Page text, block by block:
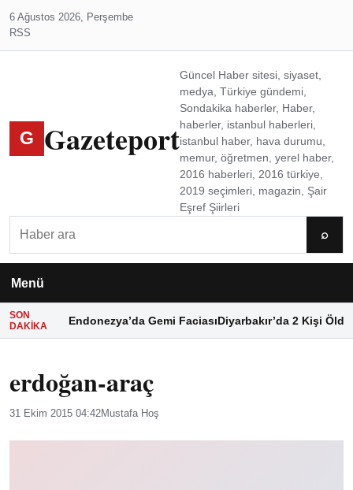
6 Ağustos 2026, Perşembe
RSS
G Gazeteport
Güncel Haber sitesi, siyaset,
medya, Türkiye gündemi,
Sondakika haberler, Haber,
haberler, istanbul haberleri,
istanbul haber, hava durumu,
memur, öğretmen, yerel haber,
2016 haberleri, 2016 türkiye,
2019 seçimleri, magazin, Şair
Eşref Şiirleri
⌕
Menü
SON
DAKIKA
Endonezya’da Gemi FaciasıDiyarbakır’da 2 Kişi Öldü
erdoğan-araç
31 Ekim 2015 04:42Mustafa Hoş